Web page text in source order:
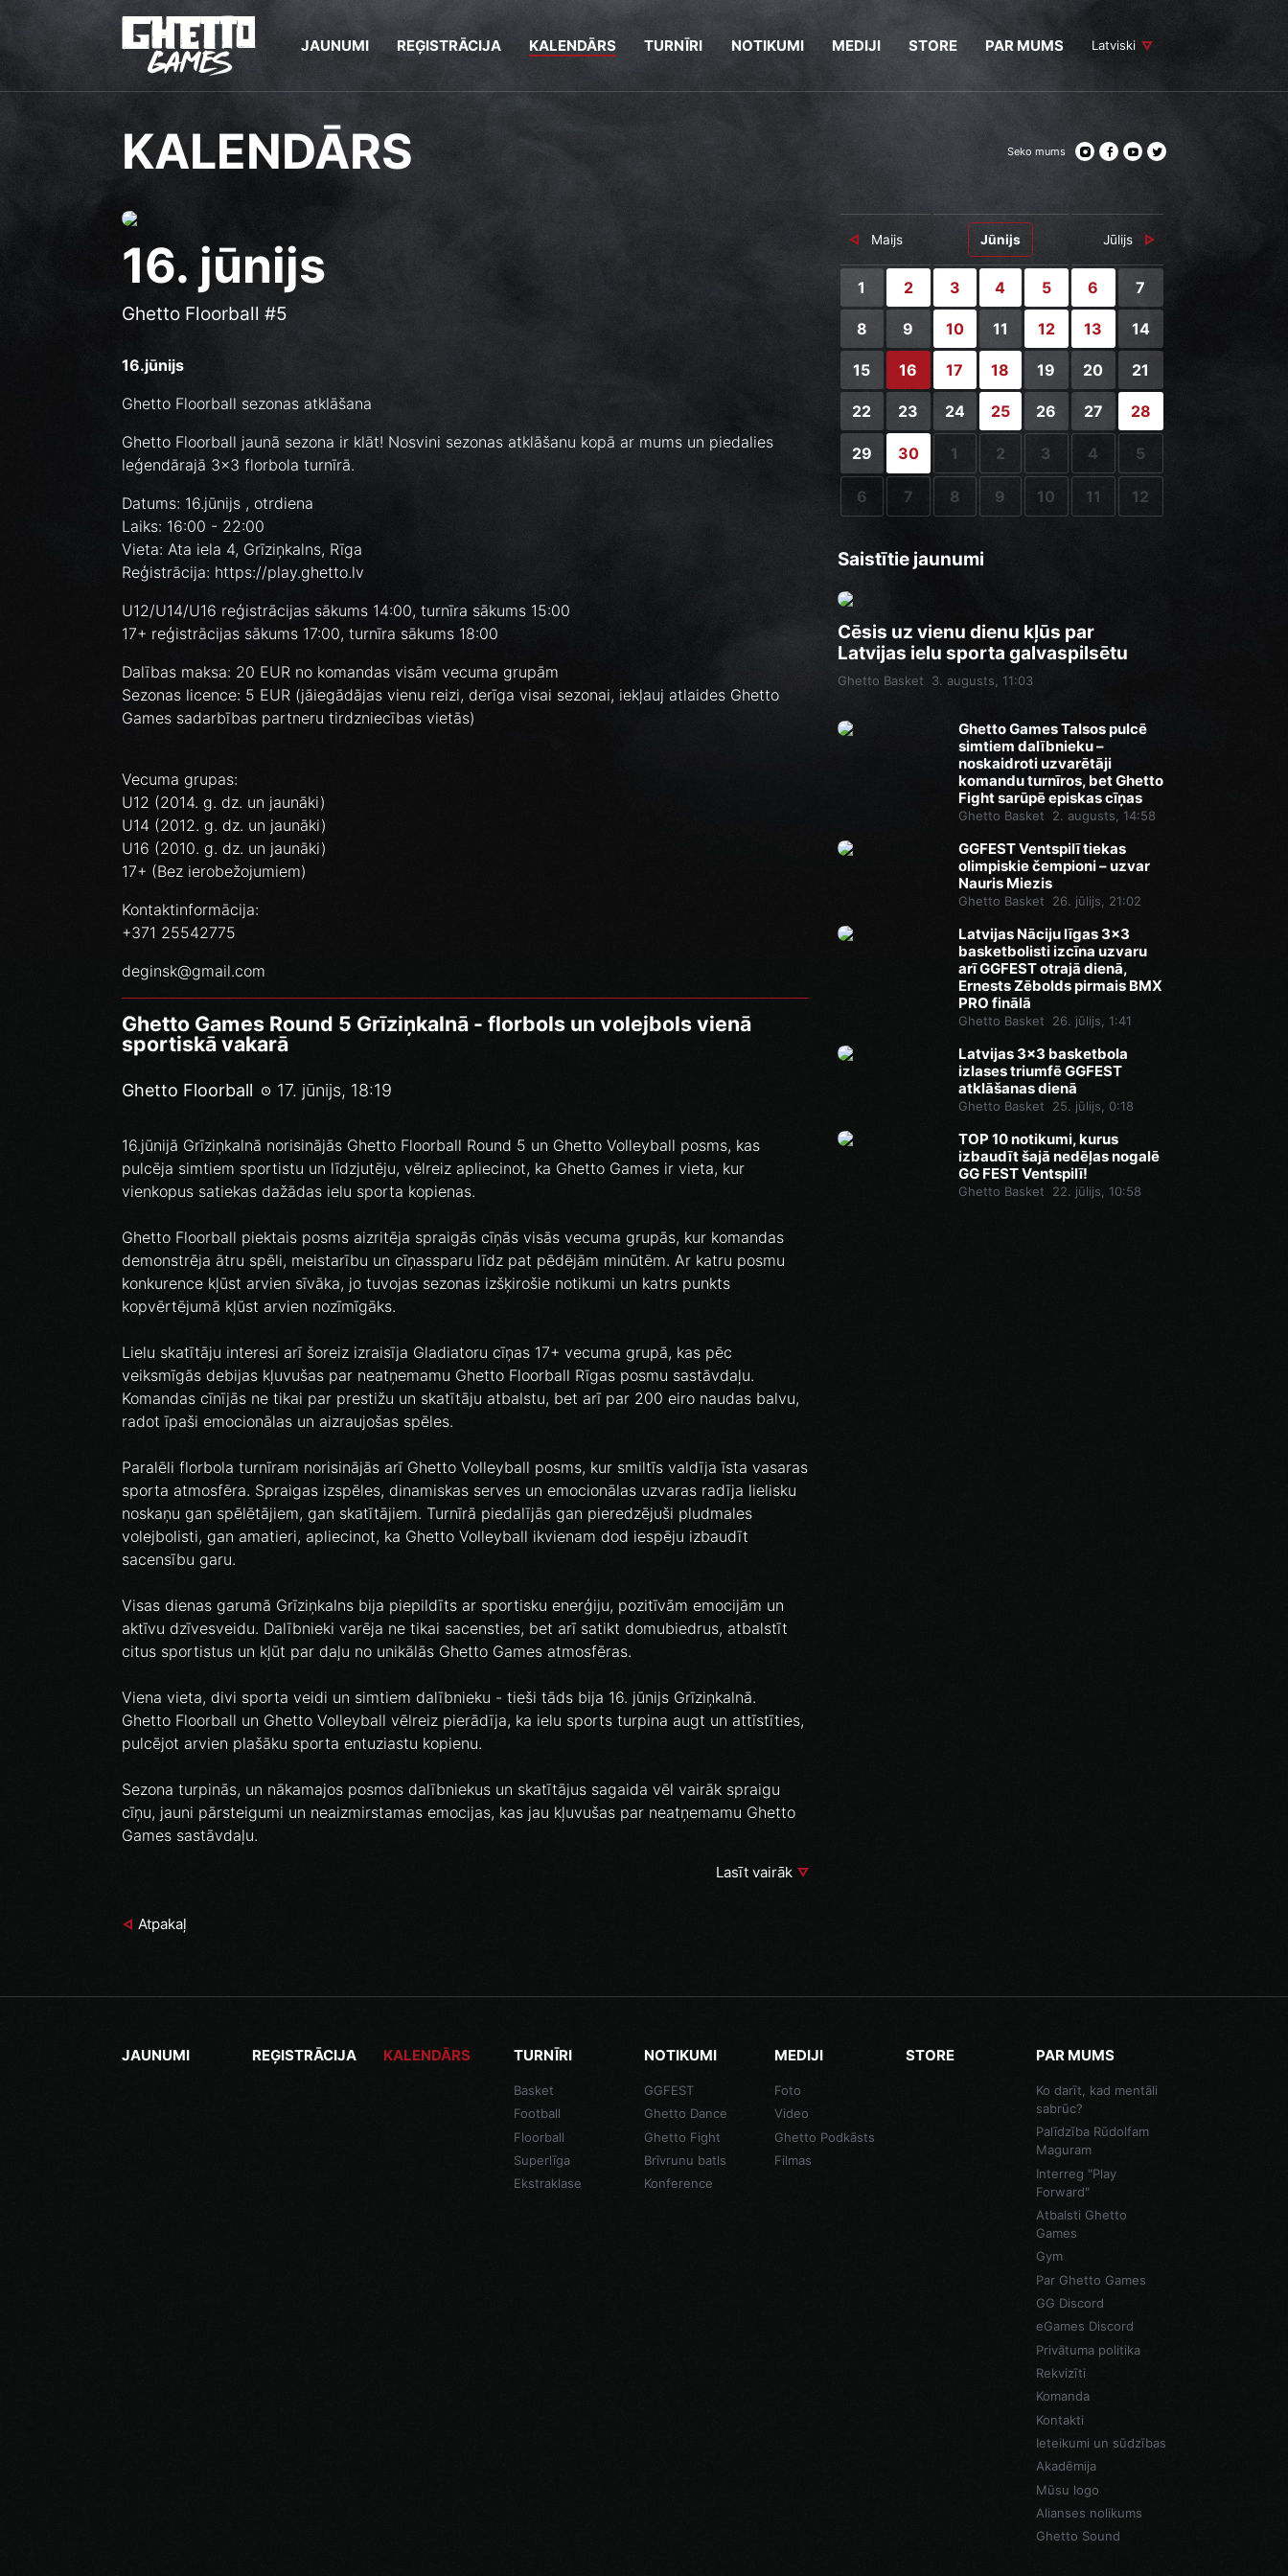
JAUNUMI REĢISTRĀCIJA KALENDĀRS TURNĪRI NOTIKUMI MEDIJI STORE PAR MUMS Latviski
KALENDĀRS Seko mums
16. jūnijs
Ghetto Floorball #5
16.jūnijs
Ghetto Floorball sezonas atklāšana
Ghetto Floorball jaunā sezona ir klāt! Nosvini sezonas atklāšanu kopā ar mums un piedalies
leģendārajā 3x3 florbola turnīrā.
Datums: 16.jūnijs , otrdiena
Laiks: 16:00 - 22:00
Vieta: Ata iela 4, Grīziņkalns, Rīga
Reģistrācija: https://play.ghetto.lv
U12/U14/U16 reģistrācijas sākums 14:00, turnīra sākums 15:00
17+ reģistrācijas sākums 17:00, turnīra sākums 18:00
Dalības maksa: 20 EUR no komandas visām vecuma grupām
Sezonas licence: 5 EUR (jāiegādājas vienu reizi, derīga visai sezonai, iekļauj atlaides Ghetto
Games sadarbības partneru tirdzniecības vietās)
Vecuma grupas:
U12 (2014. g. dz. un jaunāki)
U14 (2012. g. dz. un jaunāki)
U16 (2010. g. dz. un jaunāki)
17+ (Bez ierobežojumiem)
Kontaktinformācija:
+371 25542775
deginsk@gmail.com
Ghetto Games Round 5 Grīziņkalnā - florbols un volejbols vienā
sportiskā vakarā
Ghetto Floorball 17. jūnijs, 18:19
16.jūnijā Grīziņkalnā norisinājās Ghetto Floorball Round 5 un Ghetto Volleyball posms, kas
pulcēja simtiem sportistu un līdzjutēju, vēlreiz apliecinot, ka Ghetto Games ir vieta, kur
vienkopus satiekas dažādas ielu sporta kopienas.
Ghetto Floorball piektais posms aizritēja spraigās cīņās visās vecuma grupās, kur komandas
demonstrēja ātru spēli, meistarību un cīņassparu līdz pat pēdējām minūtēm. Ar katru posmu
konkurence kļūst arvien sīvāka, jo tuvojas sezonas izšķirošie notikumi un katrs punkts
kopvērtējumā kļūst arvien nozīmīgāks.
Lielu skatītāju interesi arī šoreiz izraisīja Gladiatoru cīņas 17+ vecuma grupā, kas pēc
veiksmīgās debijas kļuvušas par neatņemamu Ghetto Floorball Rīgas posmu sastāvdaļu.
Komandas cīnījās ne tikai par prestižu un skatītāju atbalstu, bet arī par 200 eiro naudas balvu,
radot īpaši emocionālas un aizraujošas spēles.
Paralēli florbola turnīram norisinājās arī Ghetto Volleyball posms, kur smiltīs valdīja īsta vasaras
sporta atmosfēra. Spraigas izspēles, dinamiskas serves un emocionālas uzvaras radīja lielisku
noskaņu gan spēlētājiem, gan skatītājiem. Turnīrā piedalījās gan pieredzējuši pludmales
volejbolisti, gan amatieri, apliecinot, ka Ghetto Volleyball ikvienam dod iespēju izbaudīt
sacensību garu.
Visas dienas garumā Grīziņkalns bija piepildīts ar sportisku enerģiju, pozitīvām emocijām un
aktīvu dzīvesveidu. Dalībnieki varēja ne tikai sacensties, bet arī satikt domubiedrus, atbalstīt
citus sportistus un kļūt par daļu no unikālās Ghetto Games atmosfēras.
Viena vieta, divi sporta veidi un simtiem dalībnieku - tieši tāds bija 16. jūnijs Grīziņkalnā.
Ghetto Floorball un Ghetto Volleyball vēlreiz pierādīja, ka ielu sports turpina augt un attīstīties,
pulcējot arvien plašāku sporta entuziastu kopienu.
Sezona turpinās, un nākamajos posmos dalībniekus un skatītājus sagaida vēl vairāk spraigu
cīņu, jauni pārsteigumi un neaizmirstamas emocijas, kas jau kļuvušas par neatņemamu Ghetto
Games sastāvdaļu.
Lasīt vairāk
Atpakaļ
Maijs Jūnijs Jūlijs
1 2 3 4 5 6 7
8 9 10 11 12 13 14
15 16 17 18 19 20 21
22 23 24 25 26 27 28
29 30 1 2 3 4 5
6 7 8 9 10 11 12
Saistītie jaunumi
Cēsis uz vienu dienu kļūs par
Latvijas ielu sporta galvaspilsētu
Ghetto Basket 3. augusts, 11:03
Ghetto Games Talsos pulcē
simtiem dalībnieku –
noskaidroti uzvarētāji
komandu turnīros, bet Ghetto
Fight sarūpē episkas cīņas
Ghetto Basket 2. augusts, 14:58
GGFEST Ventspilī tiekas
olimpiskie čempioni – uzvar
Nauris Miezis
Ghetto Basket 26. jūlijs, 21:02
Latvijas Nāciju līgas 3x3
basketbolisti izcīna uzvaru
arī GGFEST otrajā dienā,
Ernests Zēbolds pirmais BMX
PRO finālā
Ghetto Basket 26. jūlijs, 1:41
Latvijas 3x3 basketbola
izlases triumfē GGFEST
atklāšanas dienā
Ghetto Basket 25. jūlijs, 0:18
TOP 10 notikumi, kurus
izbaudīt šajā nedēļas nogalē
GG FEST Ventspilī!
Ghetto Basket 22. jūlijs, 10:58
JAUNUMI REĢISTRĀCIJA KALENDĀRS TURNĪRI
Basket
Football
Floorball
Superlīga
Ekstraklase
NOTIKUMI
GGFEST
Ghetto Dance
Ghetto Fight
Brīvrunu batls
Konference
MEDIJI
Foto
Video
Ghetto Podkāsts
Filmas
STORE PAR MUMS
Ko darīt, kad mentāli
sabrūc?
Palīdzība Rūdolfam
Maguram
Interreg "Play
Forward"
Atbalsti Ghetto
Games
Gym
Par Ghetto Games
GG Discord
eGames Discord
Privātuma politika
Rekvizīti
Komanda
Kontakti
Ieteikumi un sūdzības
Akadēmija
Mūsu logo
Alianses nolikums
Ghetto Sound